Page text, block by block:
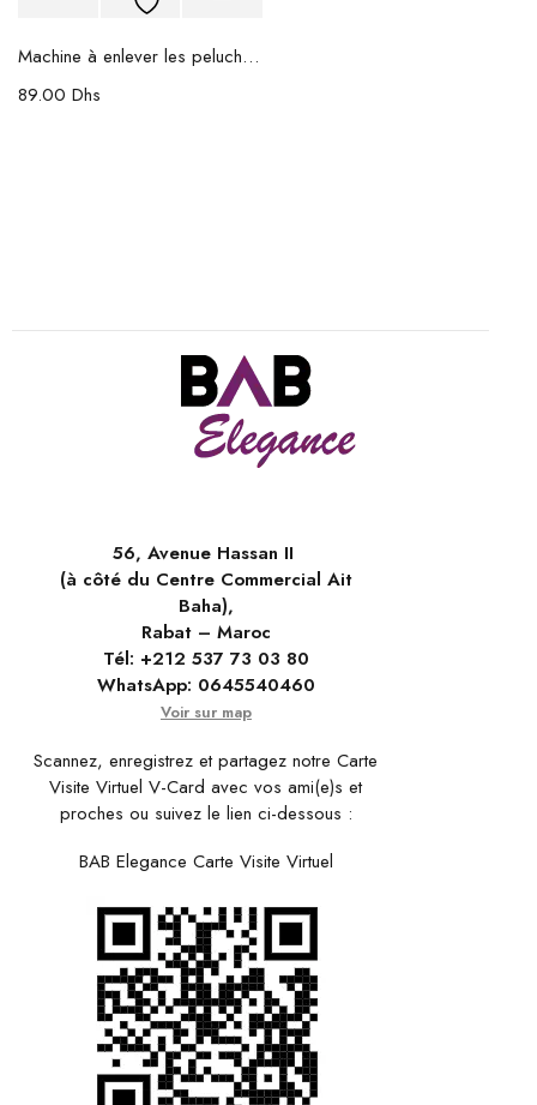
Machine à enlever les peluches RAF
89.00 Dhs
56, Avenue Hassan II
(à côté du Centre Commercial Ait
Baha),
Rabat – Maroc
Tél: +212 537 73 03 80
WhatsApp: 0645540460
Voir sur map
Scannez, enregistrez et partagez notre Carte
Visite Virtuel V-Card avec vos ami(e)s et
proches ou suivez le lien ci-dessous :
BAB Elegance Carte Visite Virtuel